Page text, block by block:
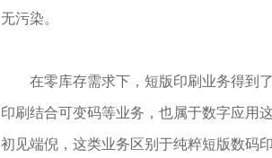
无污染。
在零库存需求下，短版印刷业务得到了
印刷结合可变码等业务，也属于数字应用
初见端倪，这类业务区别于纯粹短版数码